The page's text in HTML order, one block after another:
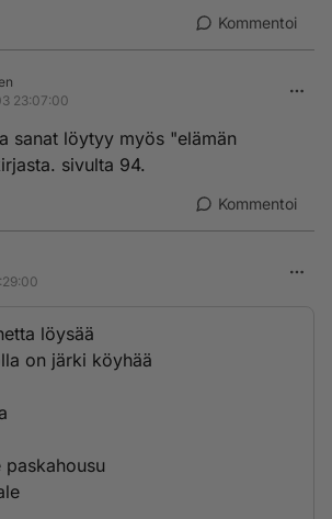
Kommentoi
23:07:00
sanat löytyy myös "elämän
sivulta 94.
Kommentoi
löysää
on järki köyhää
paskahousu